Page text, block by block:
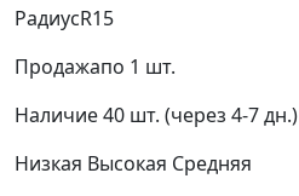
РадиусR15
Продажапо 1 шт.
Наличие40 шт. (через 4-7 дн.)
Низкая Высокая Средняя